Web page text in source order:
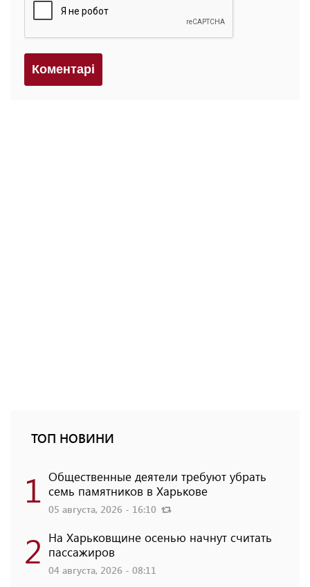
Коментарi
ТОП НОВИНИ
1 Общественные деятели требуют убрать
семь памятников в Харькове
05 августа, 2026 - 16:10
2 На Харьковщине осенью начнут считать
пассажиров
04 августа, 2026 - 08:11